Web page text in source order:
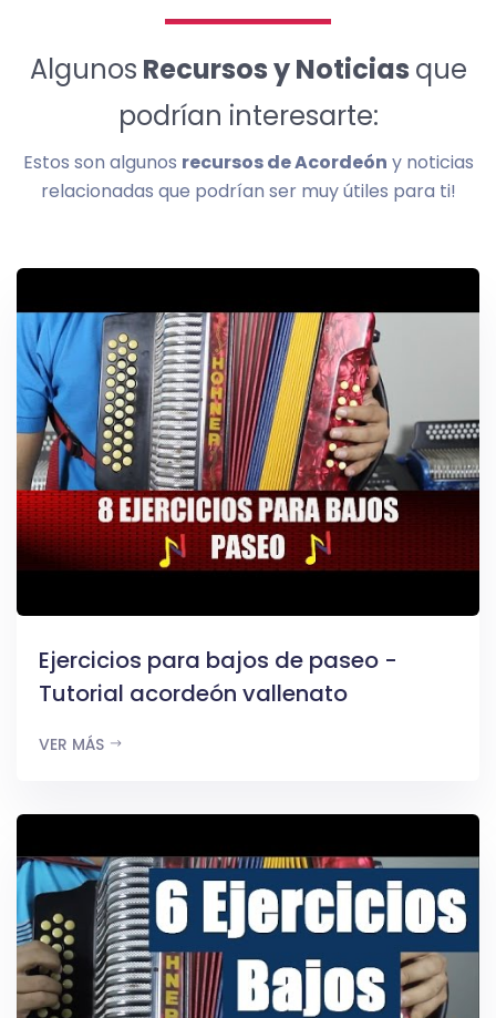
Algunos Recursos y Noticias que
podrían interesarte:
Estos son algunos recursos de Acordeón y noticias
relacionadas que podrían ser muy útiles para ti!
Ejercicios para bajos de paseo -
Tutorial acordeón vallenato
VER MÁS